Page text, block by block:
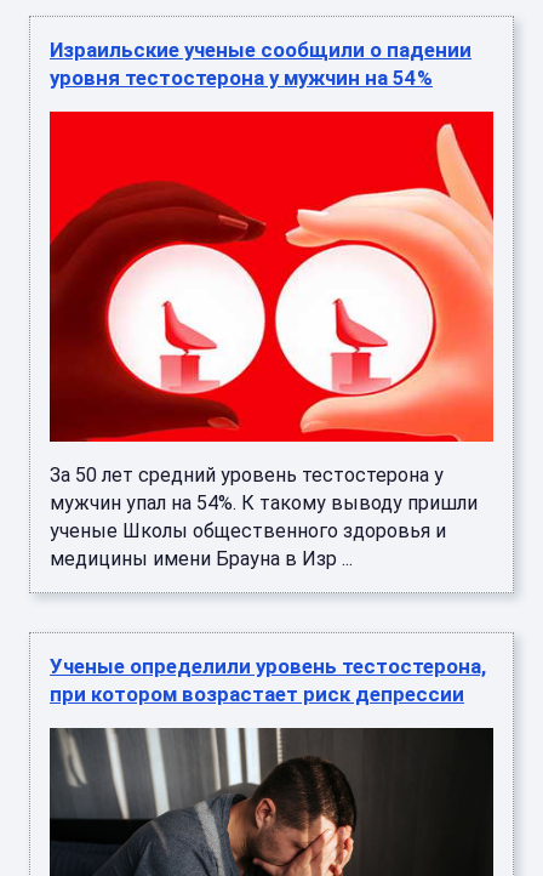
Израильские ученые сообщили о падении
уровня тестостерона у мужчин на 54%
За 50 лет средний уровень тестостерона у
мужчин упал на 54%. К такому выводу пришли
ученые Школы общественного здоровья и
медицины имени Брауна в Изр ...
Ученые определили уровень тестостерона,
при котором возрастает риск депрессии